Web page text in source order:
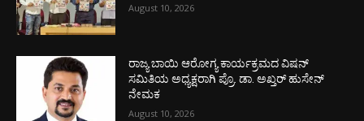
August 10, 2026
ರಾಜ್ಯ ಬಾಯಿ ಆರೋಗ್ಯ ಕಾರ್ಯಕ್ರಮದ ವಿಷನ್
ಸಮಿತಿಯ ಅಧ್ಯಕ್ಷರಾಗಿ ಪ್ರೊ. ಡಾ. ಅಖ್ತರ್ ಹುಸೇನ್
ನೇಮಕ
August 10, 2026